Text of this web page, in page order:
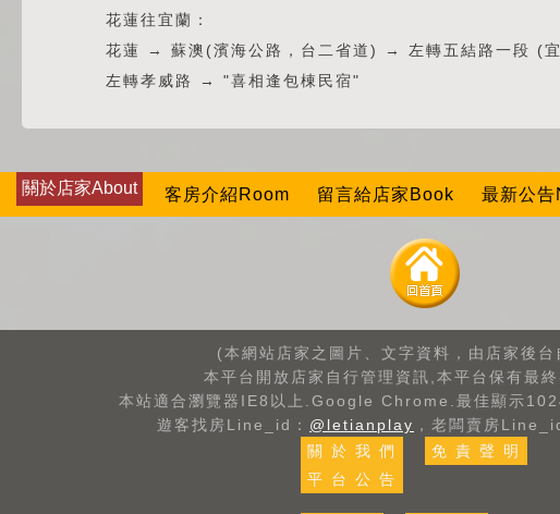
花蓮往宜蘭：
花蓮 → 蘇澳(濱海公路，台二省道) → 左轉五結路一段 (
左轉孝威路 → "喜相逢包棟民宿"
關於店家About 客房介紹Room 留言給店家Book 最新公
(本網站店家之圖片、文字資料，由店家後台
本平台開放店家自行管理資訊,本平台保有最
本站適合瀏覽器IE8以上.Google Chrome.最佳顯示
遊客找房Line_id： @letianplay ，老闆賣房
關 於 我 們
免 責 聲 明
平 台 公 告